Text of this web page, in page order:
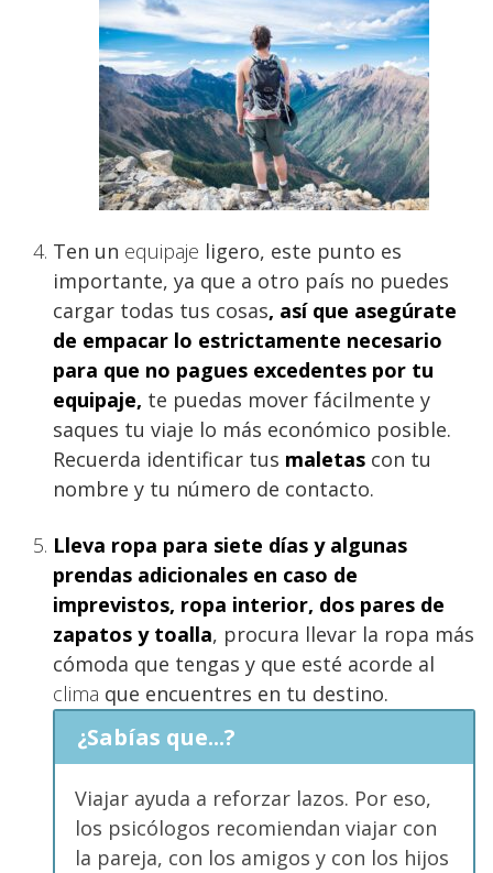
Ten un equipaje ligero, este punto es
importante, ya que a otro país no puedes
cargar todas tus cosas, así que asegúrate
de empacar lo estrictamente necesario
para que no pagues excedentes por tu
equipaje, te puedas mover fácilmente y
saques tu viaje lo más económico posible.
Recuerda identificar tus maletas con tu
nombre y tu número de contacto.
Lleva ropa para siete días y algunas
prendas adicionales en caso de
imprevistos, ropa interior, dos pares de
zapatos y toalla, procura llevar la ropa más
cómoda que tengas y que esté acorde al
clima que encuentres en tu destino.
¿Sabías que...?
Viajar ayuda a reforzar lazos. Por eso,
los psicólogos recomiendan viajar con
la pareja, con los amigos y con los hijos